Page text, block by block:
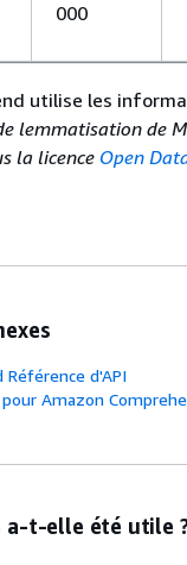
000
utilise les
lemmatisation de
la licence Open
d'API
Amazon
a-t-elle été utile